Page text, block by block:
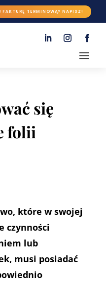
TERMINOWĄ? NAPISZ!
się
folii
które w swojej
czynności
lub
musi posiadać